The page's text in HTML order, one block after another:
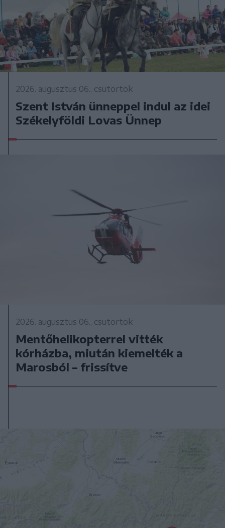
2026. augusztus 06., csütörtök
Szent István ünneppel indul az idei
Székelyföldi Lovas Ünnep
2026. augusztus 06., csütörtök
Mentőhelikopterrel vitték
kórházba, miután kiemelték a
Marosból – frissítve